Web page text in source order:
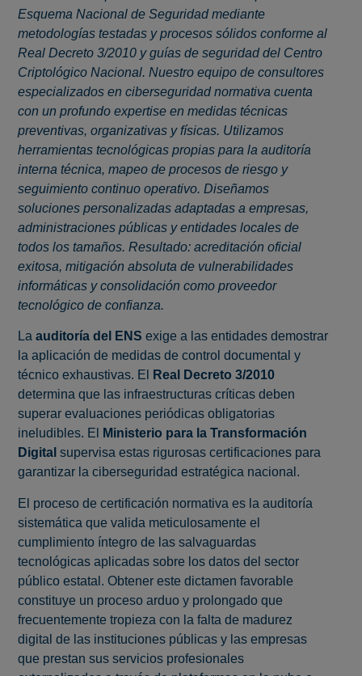
Esquema Nacional de Seguridad mediante
metodologías testadas y procesos sólidos conforme al
Real Decreto 3/2010 y guías de seguridad del Centro
Criptológico Nacional. Nuestro equipo de consultores
especializados en ciberseguridad normativa cuenta
con un profundo expertise en medidas técnicas
preventivas, organizativas y físicas. Utilizamos
herramientas tecnológicas propias para la auditoría
interna técnica, mapeo de procesos de riesgo y
seguimiento continuo operativo. Diseñamos
soluciones personalizadas adaptadas a empresas,
administraciones públicas y entidades locales de
todos los tamaños. Resultado: acreditación oficial
exitosa, mitigación absoluta de vulnerabilidades
informáticas y consolidación como proveedor
tecnológico de confianza.
La auditoría del ENS exige a las entidades demostrar
la aplicación de medidas de control documental y
técnico exhaustivas. El
Real Decreto 3/2010
determina que las infraestructuras críticas deben
superar evaluaciones periódicas obligatorias
ineludibles. El
Ministerio para la Transformación
Digital supervisa estas rigurosas certificaciones para
garantizar la ciberseguridad estratégica nacional.
El proceso de certificación normativa es la auditoría
sistemática que valida meticulosamente el
cumplimiento íntegro de las salvaguardas
tecnológicas aplicadas sobre los datos del sector
público estatal. Obtener este dictamen favorable
constituye un proceso arduo y prolongado que
frecuentemente tropieza con la falta de madurez
digital de las instituciones públicas y las empresas
que prestan sus servicios profesionales